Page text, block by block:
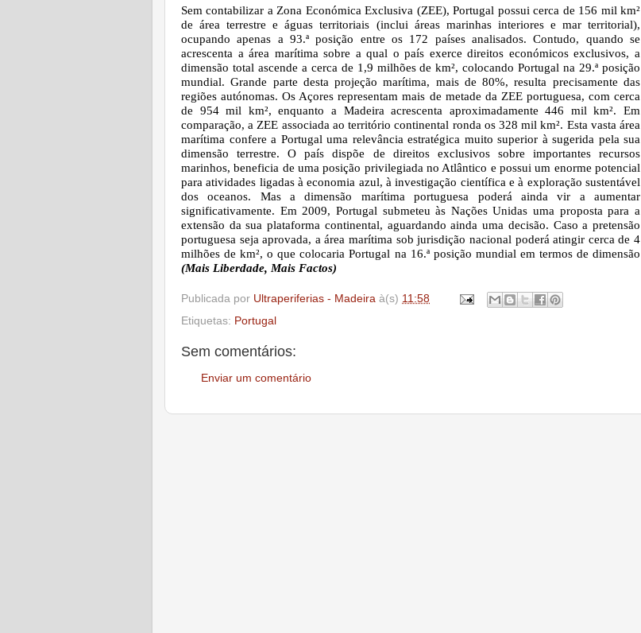
Sem contabilizar a Zona Económica Exclusiva (ZEE), Portugal possui cerca de 156 mil km²
de área terrestre e águas territoriais (inclui áreas marinhas interiores e mar territorial),
ocupando apenas a 93.ª posição entre os 172 países analisados. Contudo, quando se
acrescenta a área marítima sobre a qual o país exerce direitos económicos exclusivos, a
dimensão total ascende a cerca de 1,9 milhões de km², colocando Portugal na 29.ª posição
mundial. Grande parte desta projeção marítima, mais de 80%, resulta precisamente das
regiões autónomas. Os Açores representam mais de metade da ZEE portuguesa, com cerca
de 954 mil km², enquanto a Madeira acrescenta aproximadamente 446 mil km². Em
comparação, a ZEE associada ao território continental ronda os 328 mil km². Esta vasta área
marítima confere a Portugal uma relevância estratégica muito superior à sugerida pela sua
dimensão terrestre. O país dispõe de direitos exclusivos sobre importantes recursos
marinhos, beneficia de uma posição privilegiada no Atlântico e possui um enorme potencial
para atividades ligadas à economia azul, à investigação científica e à exploração sustentável
dos oceanos. Mas a dimensão marítima portuguesa poderá ainda vir a aumentar
significativamente. Em 2009, Portugal submeteu às Nações Unidas uma proposta para a
extensão da sua plataforma continental, aguardando ainda uma decisão. Caso a pretensão
portuguesa seja aprovada, a área marítima sob jurisdição nacional poderá atingir cerca de 4
milhões de km², o que colocaria Portugal na 16.ª posição mundial em termos de dimensão
(Mais Liberdade, Mais Factos)
Publicada por Ultraperiferias - Madeira à(s) 11:58
Etiquetas: Portugal
Sem comentários:
Enviar um comentário